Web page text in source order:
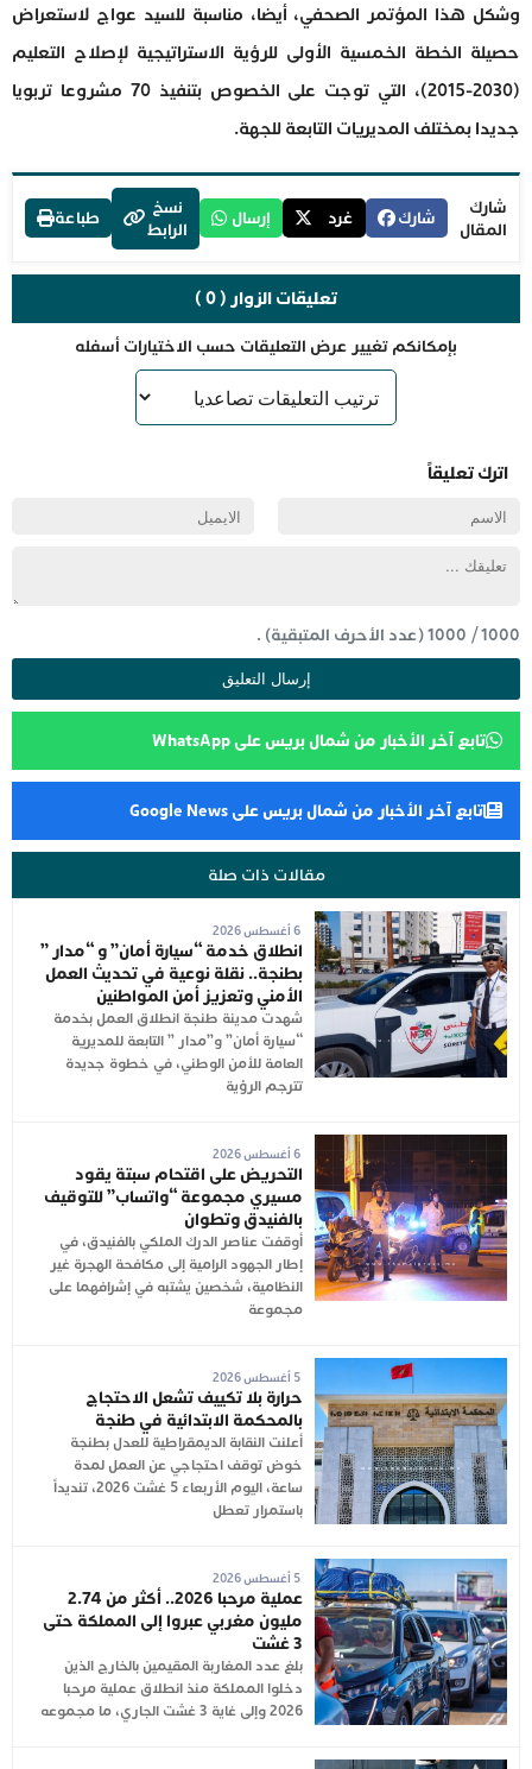
وشكل هذا المؤتمر الصحفي، أيضا، مناسبة للسيد عواج لاستعراض
حصيلة الخطة الخمسية الأولى للرؤية الاستراتيجية لإصلاح التعليم
(2030-2015)، التي توجت على الخصوص بتنفيذ 70 مشروعا تربويا
جديدا بمختلف المديريات التابعة للجهة.
شارك
المقال
شارك غرد إرسال
نسخ
الرابط
طباعة
تعليقات الزوار ( 0 )
بإمكانكم تغيير عرض التعليقات حسب الاختيارات أسفله
اترك تعليقاً
1000
/
1000(عدد الأحرف المتبقية) .
تابع آخر الأخبار من شمال بريس على WhatsApp
تابع آخر الأخبار من شمال بريس على Google News
مقالات ذات صلة
6 أغسطس 2026
انطلاق خدمة “سيارة أمان” و “مدار ”
بطنجة.. نقلة نوعية في تحديث العمل
الأمني وتعزيز أمن المواطنين
شهدت مدينة طنجة انطلاق العمل بخدمة
“سيارة أمان” و”مدار ” التابعة للمديرية
العامة للأمن الوطني، في خطوة جديدة
تترجم الرؤية
6 أغسطس 2026
التحريض على اقتحام سبتة يقود
مسيري مجموعة “واتساب” للتوقيف
بالفنيدق وتطوان
أوقفت عناصر الدرك الملكي بالفنيدق، في
إطار الجهود الرامية إلى مكافحة الهجرة غير
النظامية، شخصين يشتبه في إشرافهما على
مجموعة
5 أغسطس 2026
حرارة بلا تكييف تشعل الاحتجاج
بالمحكمة الابتدائية في طنجة
أعلنت النقابة الديمقراطية للعدل بطنجة
خوض توقف احتجاجي عن العمل لمدة
ساعة، اليوم الأربعاء 5 غشت 2026، تنديداً
باستمرار تعطل
5 أغسطس 2026
عملية مرحبا 2026.. أكثر من 2.74
مليون مغربي عبروا إلى المملكة حتى
3 غشت
بلغ عدد المغاربة المقيمين بالخارج الذين
دخلوا المملكة منذ انطلاق عملية مرحبا
2026 وإلى غاية 3 غشت الجاري، ما مجموعه